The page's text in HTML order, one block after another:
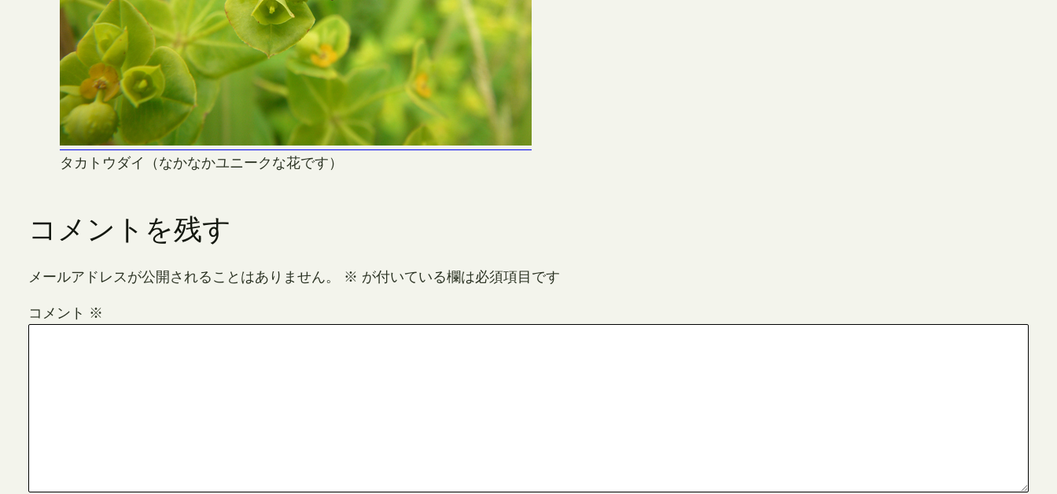
タカトウダイ（なかなかユニークな花です）
コメントを残す
メールアドレスが公開されることはありません。 ※ が付いている欄は必須項目です
コメント ※